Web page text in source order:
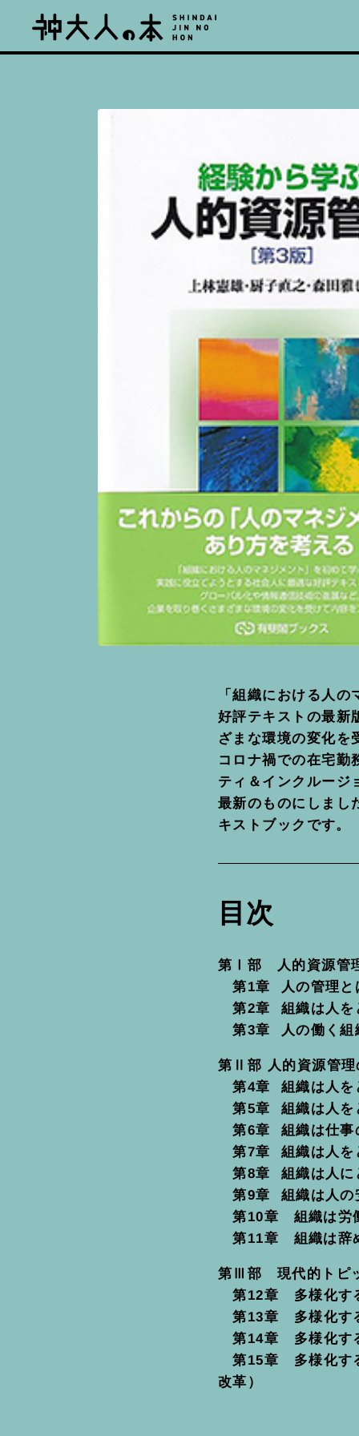
「組織における人
好評テキストの最新
ざまな環境の変化を
コロナ禍での在宅勤
ティ＆インクルージ
最新のものにしまし
キストブックです。
目次
第Ⅰ部 人的資源管
第1章 人の管理と
第2章 組織は人を
第3章 人の働く組
第Ⅱ部 人的資源管理
第4章 組織は人を
第5章 組織は人を
第6章 組織は仕事
第7章 組織は人を
第8章 組織は人に
第9章 組織は人の
第10章 組織は労
第11章 組織は辞
第Ⅲ部 現代的トピ
第12章 多様化する
第13章 多様化す
第14章 多様化す
第15章 多様化する
改革）